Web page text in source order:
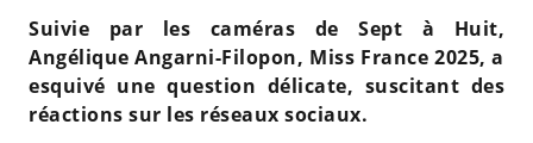
Suivie par les caméras de Sept à Huit,
Angélique Angarni-Filopon, Miss France 2025, a
esquivé une question délicate, suscitant des
réactions sur les réseaux sociaux.